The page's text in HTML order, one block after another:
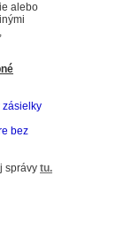
alebo
zásielky
bez
správy tu.